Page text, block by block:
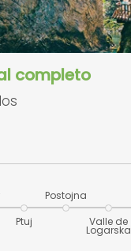
completo
Ptuj
Postojna
Valle de
Logarska